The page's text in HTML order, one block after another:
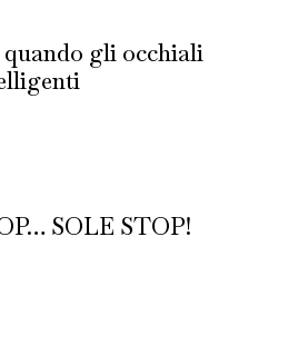
quando gli occhiali
SOLE STOP!